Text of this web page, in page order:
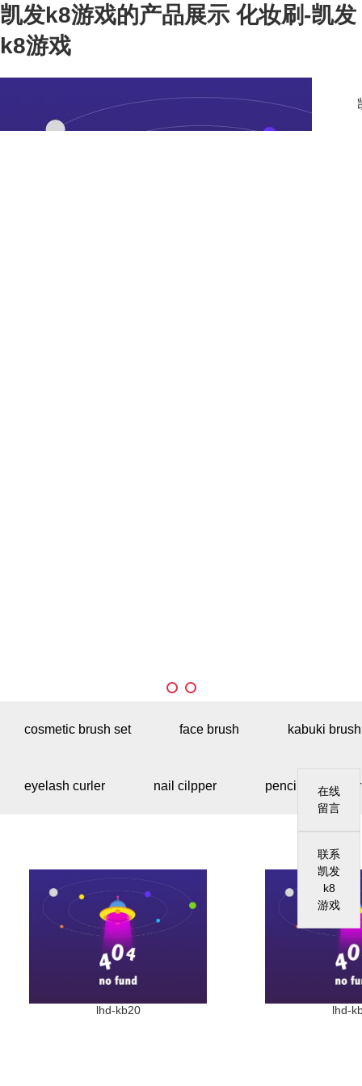
凯发k8游戏的产品展示 化妆刷-凯发
k8游戏
在线
留言
联系
凯发
k8
游戏
cosmetic brush set face brush kabuki brush
eyelash curler nail cilpper pencil sharpener
lhd-kb20 lhd-